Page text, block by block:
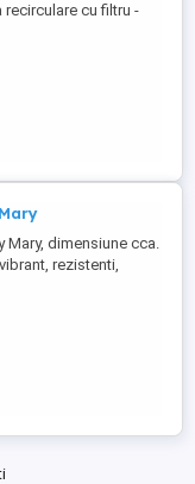
cu filtru -
se vinde populat cu
si un sanitar.
Galati.
Mary, dimensiune cca.
rezistenti,
unei colonii,
ofer bonus 1
plan local, fara
mesaj pentru
comanda ferma.